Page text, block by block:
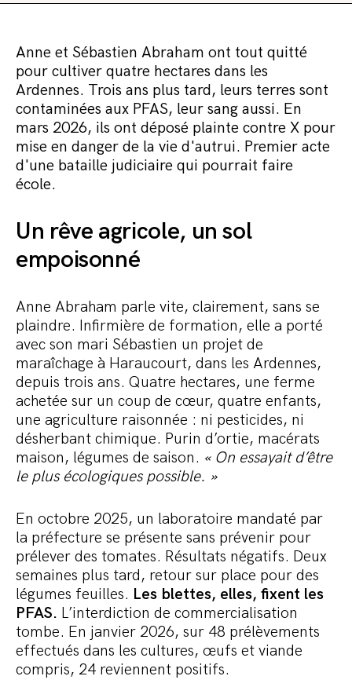
Anne et Sébastien Abraham ont tout quitté
pour cultiver quatre hectares dans les
Ardennes. Trois ans plus tard, leurs terres sont
contaminées aux PFAS, leur sang aussi. En
mars 2026, ils ont déposé plainte contre X pour
mise en danger de la vie d'autrui. Premier acte
d'une bataille judiciaire qui pourrait faire
école.
Un rêve agricole, un sol
empoisonné
Anne Abraham parle vite, clairement, sans se
plaindre. Infirmière de formation, elle a porté
avec son mari Sébastien un projet de
maraîchage à Haraucourt, dans les Ardennes,
depuis trois ans. Quatre hectares, une ferme
achetée sur un coup de cœur, quatre enfants,
une agriculture raisonnée : ni pesticides, ni
désherbant chimique. Purin d’ortie, macérats
maison, légumes de saison. « On essayait d’être
le plus écologiques possible. »
En octobre 2025, un laboratoire mandaté par
la préfecture se présente sans prévenir pour
prélever des tomates. Résultats négatifs. Deux
semaines plus tard, retour sur place pour des
légumes feuilles. Les blettes, elles, fixent les
PFAS. L’interdiction de commercialisation
tombe. En janvier 2026, sur 48 prélèvements
effectués dans les cultures, œufs et viande
compris, 24 reviennent positifs.
objectif de vendre 2 000 livres en un mois.
Commander le pack